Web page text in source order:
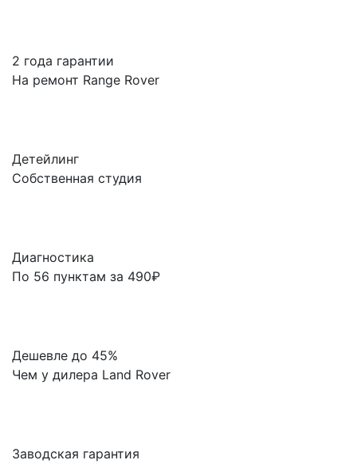
2 года гарантии
На ремонт Range Rover
Детейлинг
Собственная студия
Диагностика
По 56 пунктам за 490₽
Дешевле до 45%
Чем у дилера Land Rover
Заводская гарантия